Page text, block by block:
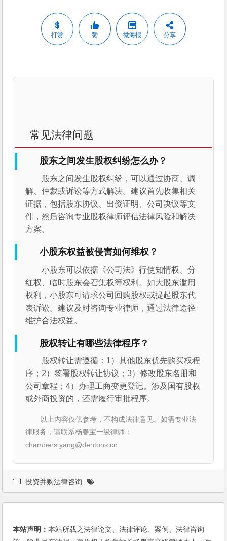
打赏 赞 微海报 分享
常见法律问题
股东之间发生股权纠纷怎么办？
股东之间发生股权纠纷，可以通过协商、调
解、仲裁或诉讼等方式解决。建议首先收集相关
证据，包括股东协议、出资证明、公司决议等文
件，然后咨询专业股权律师评估法律风险和解决
方案。
小股东权益被侵害如何维权？
小股东可以依据《公司法》行使知情权、分
红权、临时股东会召集权等权利。如大股东滥用
权利，小股东可请求公司回购股权或提起股东代
表诉讼。建议及时咨询专业律师，通过法律途径
维护合法权益。
股权转让有哪些法律程序？
股权转让需遵循：1）其他股东优先购买权程
序；2）签署股权转让协议；3）修改股东名册和
公司章程；4）办理工商变更登记。涉及国有股权
或外商投资的，还需履行审批程序。
以上内容仅供参考，不构成法律意见。如需专业法
律服务，请联系杨春宝一级律师：
chambers.yang@dentons.cn
投资并购法律咨询
本站声明：本站所载之法律论文、法律评论、案例、法律咨询